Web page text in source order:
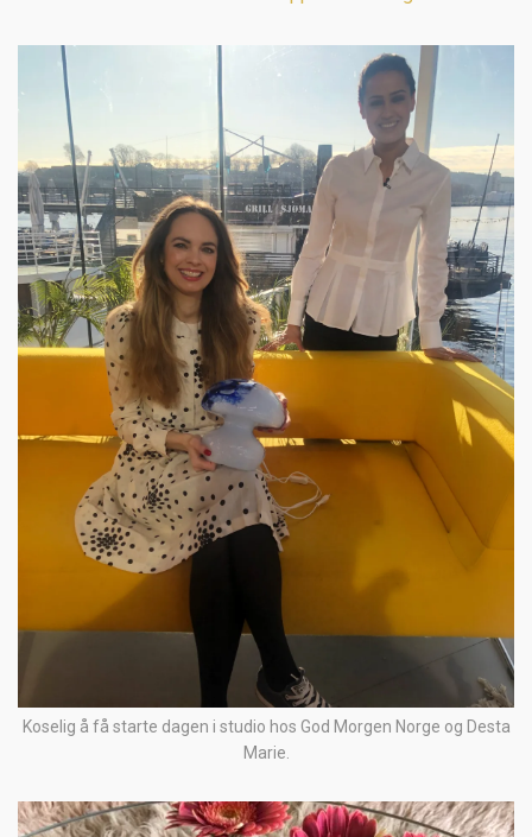
Koselig å få starte dagen i studio hos God Morgen Norge og Desta
Marie.